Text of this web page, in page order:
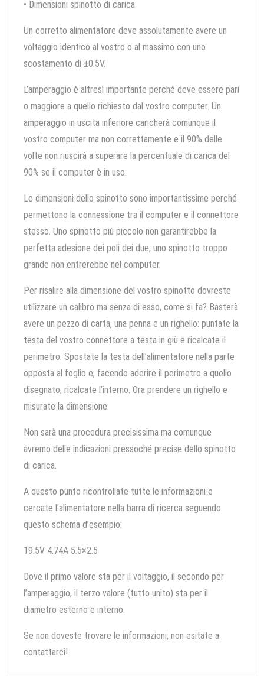
• Dimensioni spinotto di carica
Un corretto alimentatore deve assolutamente avere un
voltaggio identico al vostro o al massimo con uno
scostamento di ±0.5V.
L’amperaggio è altresì importante perché deve essere pari
o maggiore a quello richiesto dal vostro computer. Un
amperaggio in uscita inferiore caricherà comunque il
vostro computer ma non correttamente e il 90% delle
volte non riuscirà a superare la percentuale di carica del
90% se il computer è in uso.
Le dimensioni dello spinotto sono importantissime perché
permettono la connessione tra il computer e il connettore
stesso. Uno spinotto più piccolo non garantirebbe la
perfetta adesione dei poli dei due, uno spinotto troppo
grande non entrerebbe nel computer.
Per risalire alla dimensione del vostro spinotto dovreste
utilizzare un calibro ma senza di esso, come si fa? Basterà
avere un pezzo di carta, una penna e un righello: puntate la
testa del vostro connettore a testa in giù e ricalcate il
perimetro. Spostate la testa dell’alimentatore nella parte
opposta al foglio e, facendo aderire il perimetro a quello
disegnato, ricalcate l’interno. Ora prendere un righello e
misurate la dimensione.
Non sarà una procedura precisissima ma comunque
avremo delle indicazioni pressoché precise dello spinotto
di carica.
A questo punto ricontrollate tutte le informazioni e
cercate l’alimentatore nella barra di ricerca seguendo
questo schema d’esempio:
19.5V 4.74A 5.5×2.5
Dove il primo valore sta per il voltaggio, il secondo per
l’amperaggio, il terzo valore (tutto unito) sta per il
diametro esterno e interno.
Se non doveste trovare le informazioni, non esitate a
contattarci!